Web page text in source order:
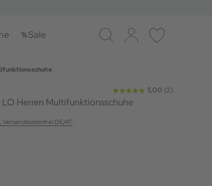
Sale
Suche Log-in Merkliste
Herren Multifunktionsschuhe
Versandkostenfrei DE/AT